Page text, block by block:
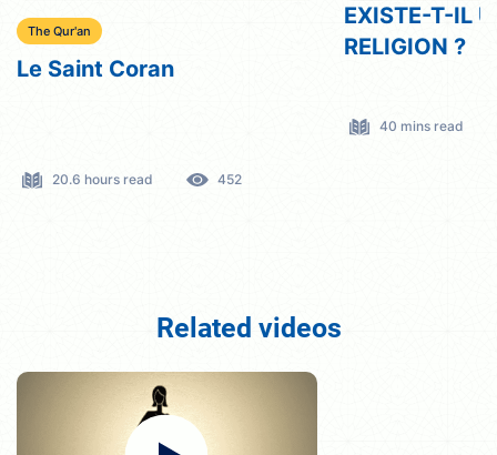
The Qur'an
Le Saint Coran
20.6 hours read 452
EXISTE-T-IL
RELIGION ?
40 mins read
Related videos